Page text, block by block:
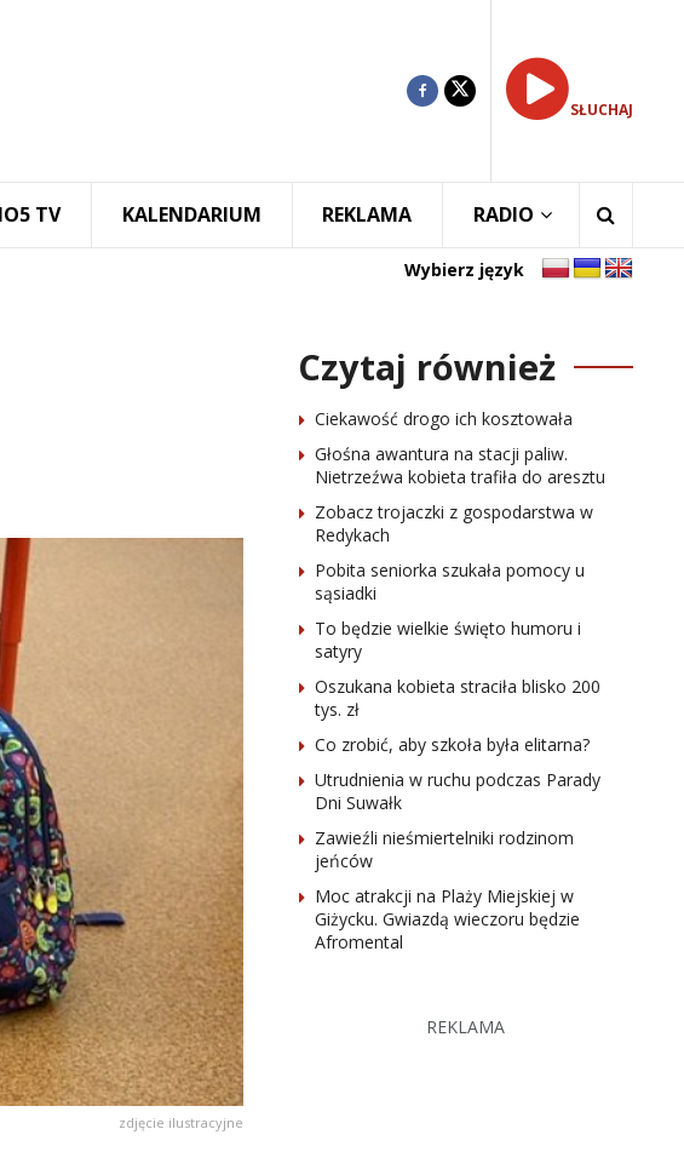
SŁUCHAJ
TV KALENDARIUM REKLAMA RADIO
Wybierz język
zdjęcie ilustracyjne
Czytaj również
Ciekawość drogo ich kosztowała
Głośna awantura na stacji paliw.
Nietrzeźwa kobieta trafiła do aresztu
Zobacz trojaczki z gospodarstwa w
Redykach
Pobita seniorka szukała pomocy u
sąsiadki
To będzie wielkie święto humoru i
satyry
Oszukana kobieta straciła blisko 200
tys. zł
Co zrobić, aby szkoła była elitarna?
Utrudnienia w ruchu podczas Parady
Dni Suwałk
Zawieźli nieśmiertelniki rodzinom
jeńców
Moc atrakcji na Plaży Miejskiej w
Giżycku. Gwiazdą wieczoru będzie
Afromental
REKLAMA